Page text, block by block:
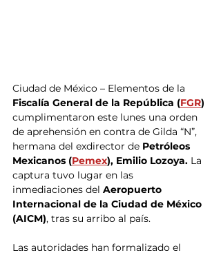
Ciudad de México – Elementos de la
Fiscalía General de la República (FGR)
cumplimentaron este lunes una orden
de aprehensión en contra de Gilda “N”,
hermana del exdirector de Petróleos
Mexicanos (Pemex), Emilio Lozoya. La
captura tuvo lugar en las
inmediaciones del Aeropuerto
Internacional de la Ciudad de México
(AICM), tras su arribo al país.
Las autoridades han formalizado el